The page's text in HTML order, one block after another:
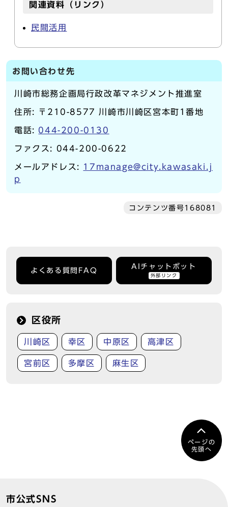
関連資料（リンク）
民間活用
お問い合わせ先
川崎市総務企画局行政改革マネジメント推進室
住所: 〒210-8577 川崎市川崎区宮本町1番地
電話: 044-200-0130
ファクス: 044-200-0622
メールアドレス: 17manage@city.kawasaki.j
p
コンテンツ番号168081
よくある質問FAQ
AIチャットボット
外部リンク
区役所
川崎区 幸区 中原区 高津区
宮前区 多摩区 麻生区
ページの
先頭へ
市公式SNS